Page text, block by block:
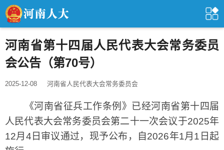
河南省第十四届人民代表大会常务委员
会公告（第70号）
2025-12-08 河南省人民代表大会常务委员会
《河南省征兵工作条例》已经河南省第十四届
人民代表大会常务委员会第二十一次会议于2025年
12月4日审议通过，现予公布，自2026年1月1日起